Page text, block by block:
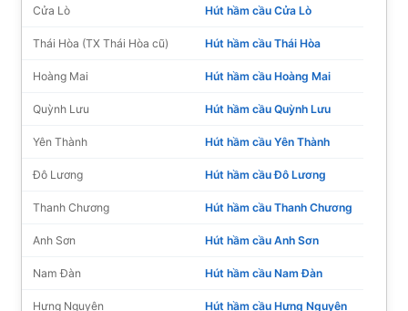
Cửa Lò Hút hầm cầu Cửa Lò
Thái Hòa (TX Thái Hòa cũ) Hút hầm cầu Thái Hòa
Hoàng Mai Hút hầm cầu Hoàng Mai
Quỳnh Lưu Hút hầm cầu Quỳnh Lưu
Yên Thành Hút hầm cầu Yên Thành
Đô Lương Hút hầm cầu Đô Lương
Thanh Chương Hút hầm cầu Thanh Chương
Anh Sơn Hút hầm cầu Anh Sơn
Nam Đàn Hút hầm cầu Nam Đàn
Hưng Nguyên Hút hầm cầu Hưng Nguyên